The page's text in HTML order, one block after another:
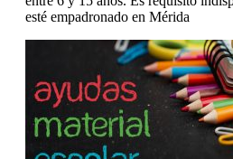
esté empadronado en Mérida